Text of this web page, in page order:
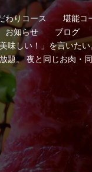
わりコース 堪能コ
お知らせ ブログ
味しい！」を言いたい
題。 夜と同じお肉・